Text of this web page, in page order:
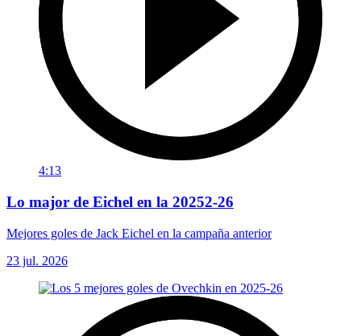
4:13
Lo major de Eichel en la 20252-26
Mejores goles de Jack Eichel en la campaña anterior
23 jul. 2026